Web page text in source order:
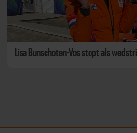
Lisa Bunschoten-Vos stopt als